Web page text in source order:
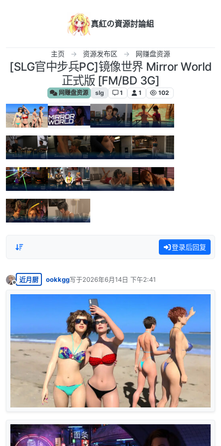
真紅の資源討論組
主页 资源发布区 网赚盘资源
[SLG官中步兵PC]镜像世界 Mirror World
正式版 [FM/BD 3G]
网赚盘资源 slg 1 1 102
登录后回复
离线
近月厨 ookkgg写于2026年6月14日 下午2:41
最后由 编辑